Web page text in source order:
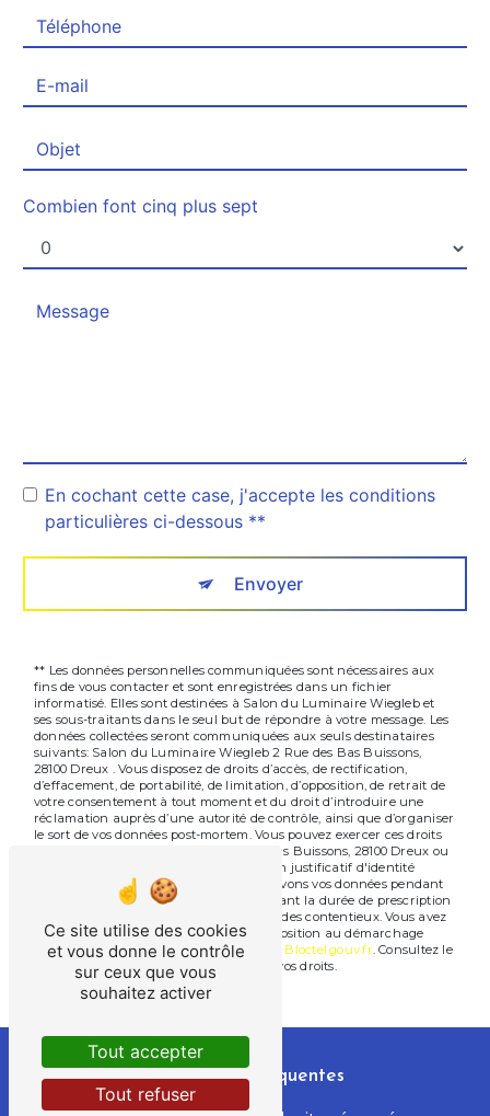
Combien font cinq plus sept
En cochant cette case, j'accepte les conditions
particulières ci-dessous **
Envoyer
** Les données personnelles communiquées sont nécessaires aux
fins de vous contacter et sont enregistrées dans un fichier
informatisé. Elles sont destinées à Salon du Luminaire Wiegleb et
ses sous-traitants dans le seul but de répondre à votre message. Les
données collectées seront communiquées aux seuls destinataires
suivants: Salon du Luminaire Wiegleb 2 Rue des Bas Buissons,
28100 Dreux . Vous disposez de droits d’accès, de rectification,
d’effacement, de portabilité, de limitation, d’opposition, de retrait de
votre consentement à tout moment et du droit d’introduire une
réclamation auprès d’une autorité de contrôle, ainsi que d’organiser
le sort de vos données post-mortem. Vous pouvez exercer ces droits
par voie postale à l'adresse 2 Rue des Bas Buissons, 28100 Dreux ou
par courrier électronique à l'adresse . Un justificatif d'identité
pourra vous être demandé. Nous conservons vos données pendant
la période de prise de contact puis pendant la durée de prescription
légale aux fins probatoires et de gestion des contentieux. Vous avez
le droit de vous inscrire sur la liste d'opposition au démarchage
téléphonique, disponible à cette adresse: Bloctel.gouv.fr. Consultez le
site cnil.fr pour plus d’informations sur vos droits.
Recherches fréquentes
Ce site utilise des cookies
et vous donne le contrôle
sur ceux que vous
souhaitez activer
Tout accepter
Tout refuser